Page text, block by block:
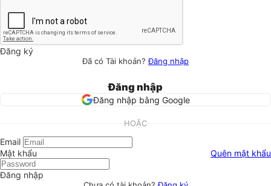
Đăng ký
Đã có Tài khoản?Đăng nhập
Đăng nhập
Đăng nhập bằng Google
HOẶC
Email
Mật khẩu
Quên mật khẩu
Đăng nhập